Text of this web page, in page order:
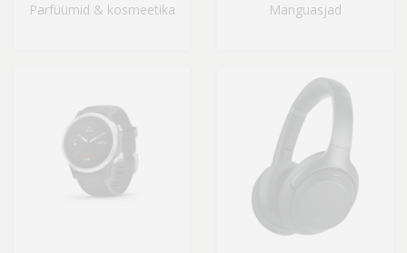
Parfüümid & kosmeetika Mänguasjad